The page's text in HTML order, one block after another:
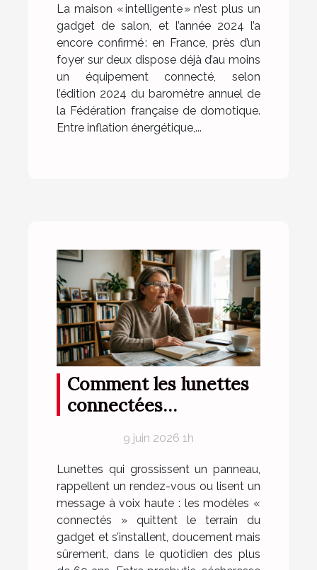
La maison « intelligente » n’est plus un
gadget de salon, et l’année 2024 l’a
encore confirmé : en France, près d’un
foyer sur deux dispose déjà d’au moins
un équipement connecté, selon
l’édition 2024 du baromètre annuel de
la Fédération française de domotique.
Entre inflation énergétique,...
Comment les lunettes
connectées
optique des seniors
9 juin 2026 1h
Lunettes qui grossissent un panneau,
rappellent un rendez-vous ou lisent un
message à voix haute : les modèles «
connectés » quittent le terrain du
gadget et s’installent, doucement mais
sûrement, dans le quotidien des plus